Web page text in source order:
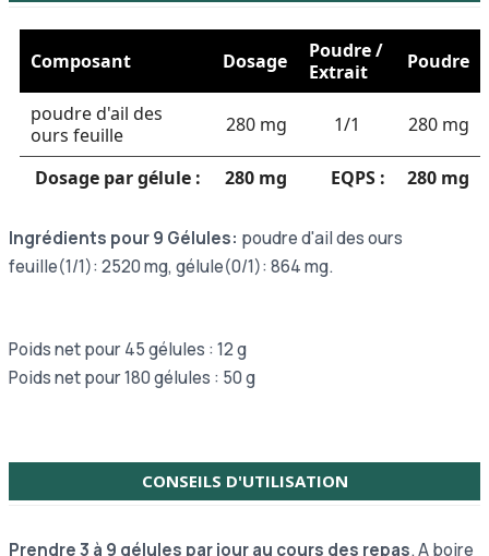
Composant Dosage
Poudre /
Extrait
Poudre
poudre d'ail des
ours feuille
280 mg 1/1 280 mg
Dosage par gélule : 280 mg EQPS : 280 mg
Ingrédients pour 9 Gélules: poudre d'ail des ours
feuille(1/1): 2520 mg, gélule(0/1): 864 mg.
Poids net pour 45 gélules : 12 g
Poids net pour 180 gélules : 50 g
CONSEILS D'UTILISATION
Prendre 3 à 9 gélules par jour au cours des repas. A boire